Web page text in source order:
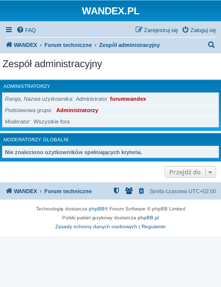
WANDEX.PL
FAQ Zaloguj się
Zarejestruj się
WANDEX Forum techniczne Zespół administracyjny
k
a
Zespół administracyjny
ADMINISTRATORZY
Ranga, Nazwa użytkownika Administrator forumwandex
Podstawowa grupa
Administratorzy
Moderator
Wszystkie fora
MODERATORZY GLOBALNI
Nie znaleziono użytkowników spełniających kryteria.
Przejdź do
WANDEX Forum techniczne Strefa czasowa UTC+02:00
Technologię dostarcza phpBB® Forum Software © phpBB Limited
Polski pakiet językowy dostarcza phpBB.pl
Zasady ochrony danych osobowych | Regulamin